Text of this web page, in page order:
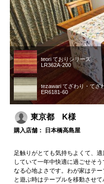
teori ておりシリーズ
LR362A-200
tezawari てざわり・てざ
ER6181-60
東京都 K様
購入店舗： 日本橋高島屋
足触りがとても気持ちよくて、
していて一年中快適に過ごせそ
なる心地よさです。わが家はテ
と遊ぶ時はテーブルを移動させ